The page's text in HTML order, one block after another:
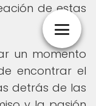
de estas
un momento
encontrar el
detrás de las